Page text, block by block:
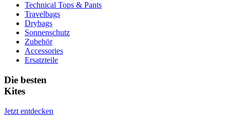
Technical Tops & Pants
Travelbags
Drybags
Sonnenschutz
Zubehör
Accessories
Ersatzteile
Die besten
Kites
Jetzt entdecken